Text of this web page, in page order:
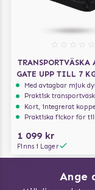
GATE UPP TILL 7
Med avtagbar mjuk
Praktisk
Kort, integrerat koppel förhindrar att
Praktiska fickor för
1 099 kr
Finns i Lager
Ange